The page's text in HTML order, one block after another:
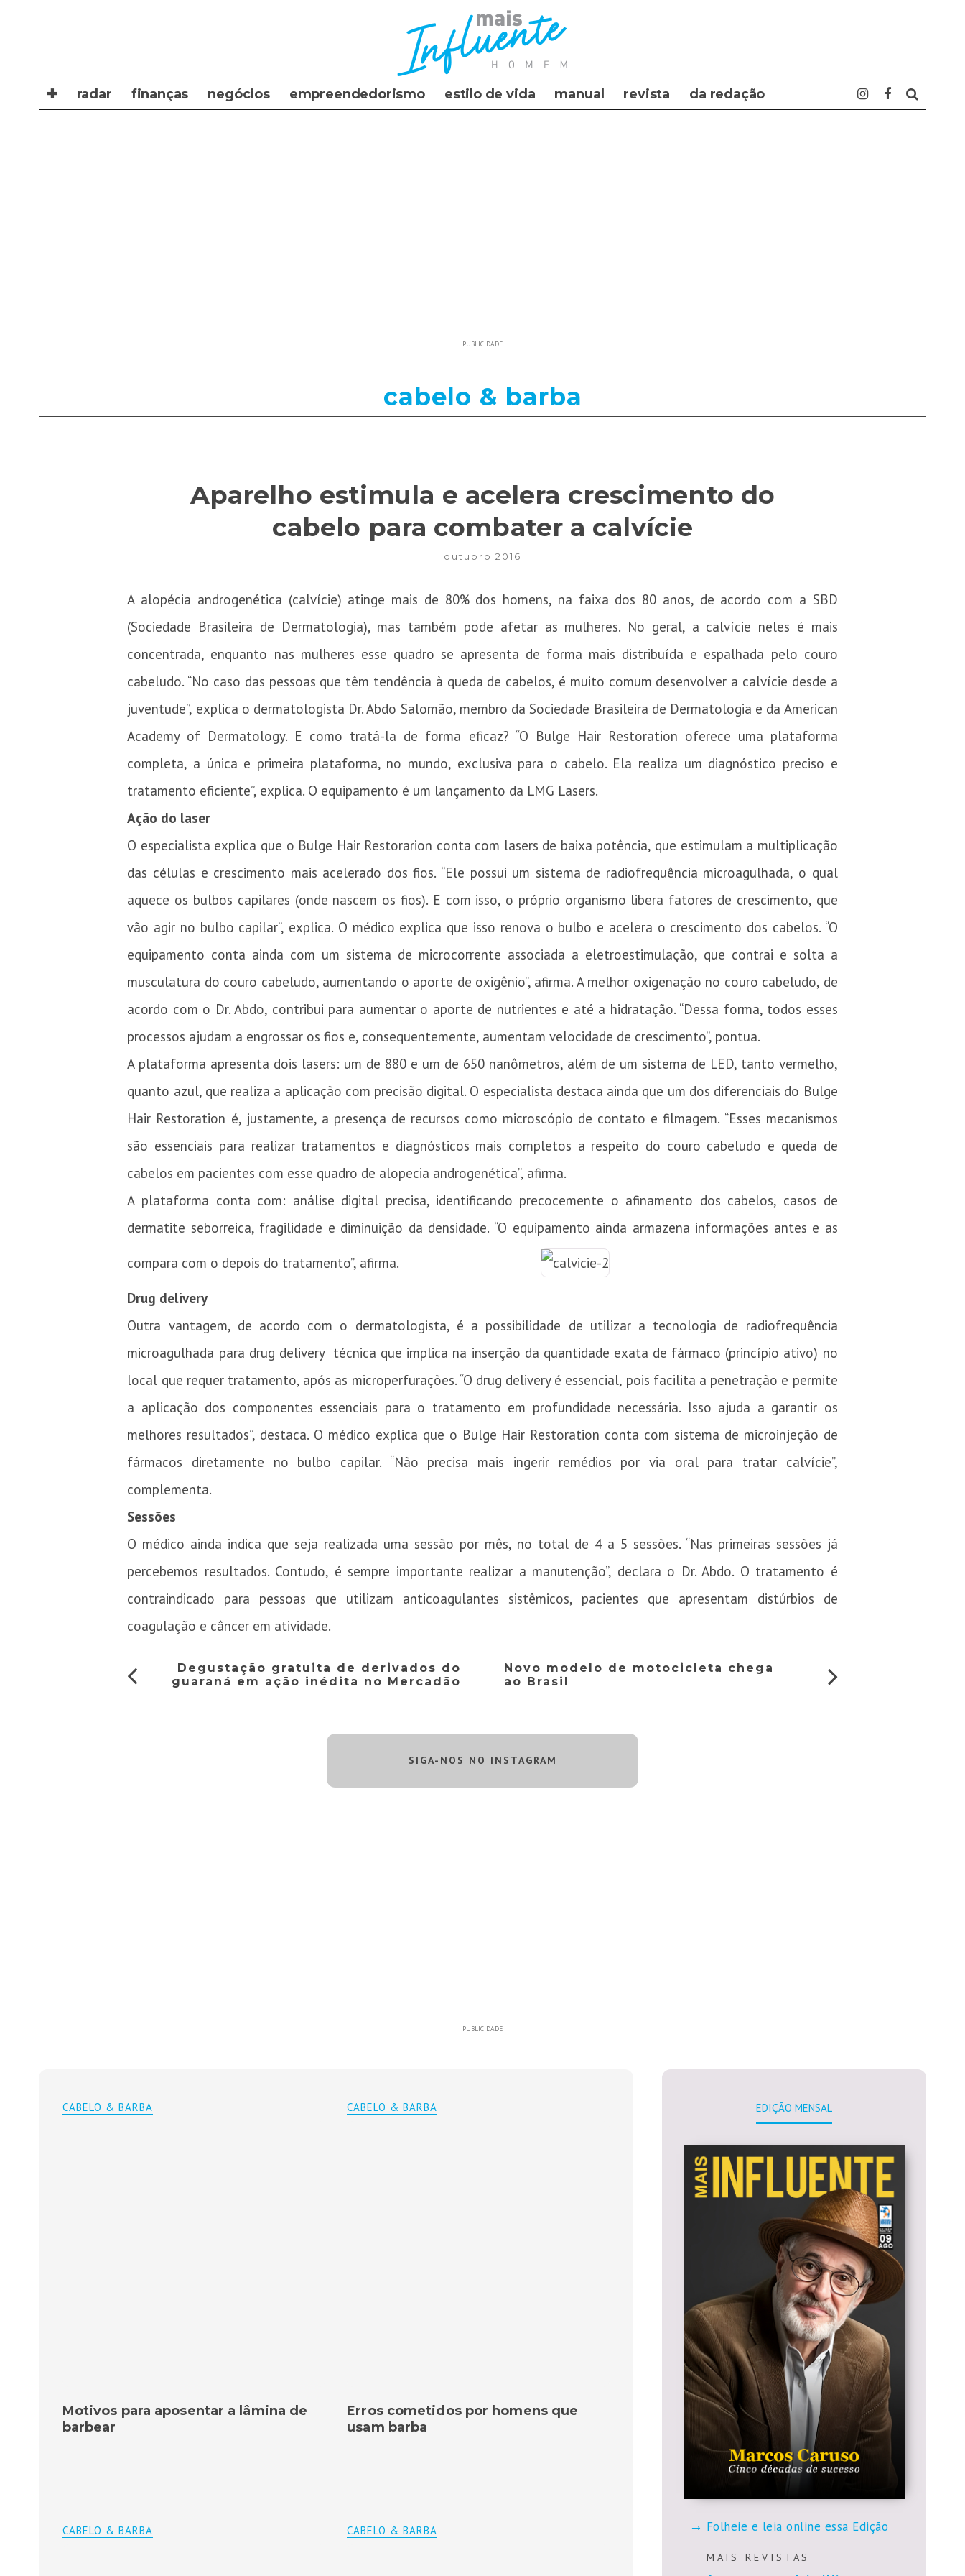
✚ radar finanças negócios empreendedorismo estilo de vida manual revista da redação
PUBLICIDADE
cabelo & barba
Aparelho estimula e acelera crescimento do
cabelo para combater a calvície
outubro 2016
A alopécia androgenética (calvície) atinge mais de 80% dos homens, na faixa dos 80 anos, de acordo com a SBD
(Sociedade Brasileira de Dermatologia), mas também pode afetar as mulheres. No geral, a calvície neles é mais
concentrada, enquanto nas mulheres esse quadro se apresenta de forma mais distribuída e espalhada pelo couro
cabeludo. “No caso das pessoas que têm tendência à queda de cabelos, é muito comum desenvolver a calvície desde a
juventude”, explica o dermatologista Dr. Abdo Salomão, membro da Sociedade Brasileira de Dermatologia e da American
Academy of Dermatology. E como tratá-la de forma eficaz? “O Bulge Hair Restoration oferece uma plataforma
completa, a única e primeira plataforma, no mundo, exclusiva para o cabelo. Ela realiza um diagnóstico preciso e
tratamento eficiente”, explica. O equipamento é um lançamento da LMG Lasers.
Ação do laser 
O especialista explica que o Bulge Hair Restorarion conta com lasers de baixa potência, que estimulam a multiplicação
das células e crescimento mais acelerado dos fios. “Ele possui um sistema de radiofrequência microagulhada, o qual
aquece os bulbos capilares (onde nascem os fios). E com isso, o próprio organismo libera fatores de crescimento, que
vão agir no bulbo capilar”, explica. O médico explica que isso renova o bulbo e acelera o crescimento dos cabelos. “O
equipamento conta ainda com um sistema de microcorrente associada a eletroestimulação, que contrai e solta a
musculatura do couro cabeludo, aumentando o aporte de oxigênio”, afirma. A melhor oxigenação no couro cabeludo, de
acordo com o Dr. Abdo, contribui para aumentar o aporte de nutrientes e até a hidratação. “Dessa forma, todos esses
processos ajudam a engrossar os fios e, consequentemente, aumentam velocidade de crescimento”, pontua.
A plataforma apresenta dois lasers: um de 880 e um de 650 nanômetros, além de um sistema de LED, tanto vermelho,
quanto azul, que realiza a aplicação com precisão digital. O especialista destaca ainda que um dos diferenciais do Bulge
Hair Restoration é, justamente, a presença de recursos como microscópio de contato e filmagem. “Esses mecanismos
são essenciais para realizar tratamentos e diagnósticos mais completos a respeito do couro cabeludo e queda de
cabelos em pacientes com esse quadro de alopecia androgenética”, afirma.
A plataforma conta com: análise digital precisa, identificando precocemente o afinamento dos cabelos, casos de
dermatite seborreica, fragilidade e diminuição da densidade. “O equipamento ainda armazena informações antes e as
compara com o depois do tratamento”, afirma.
Drug delivery
Outra vantagem, de acordo com o dermatologista, é a possibilidade de utilizar a tecnologia de radiofrequência
microagulhada para drug delivery  técnica que implica na inserção da quantidade exata de fármaco (princípio ativo) no
local que requer tratamento, após as microperfurações. “O drug delivery é essencial, pois facilita a penetração e permite
a aplicação dos componentes essenciais para o tratamento em profundidade necessária. Isso ajuda a garantir os
melhores resultados”, destaca. O médico explica que o Bulge Hair Restoration conta com sistema de microinjeção de
fármacos diretamente no bulbo capilar. “Não precisa mais ingerir remédios por via oral para tratar calvície”,
complementa.
Sessões
O médico ainda indica que seja realizada uma sessão por mês, no total de 4 a 5 sessões. “Nas primeiras sessões já
percebemos resultados. Contudo, é sempre importante realizar a manutenção”, declara o Dr. Abdo. O tratamento é
contraindicado para pessoas que utilizam anticoagulantes sistêmicos, pacientes que apresentam distúrbios de
coagulação e câncer em atividade.
Degustação gratuita de derivados do
guaraná em ação inédita no Mercadão
Novo modelo de motocicleta chega
ao Brasil
SIGA-NOS NO INSTAGRAM
PUBLICIDADE
CABELO & BARBA
Erros cometidos por homens que
usam barba
CABELO & BARBA
Motivos para aposentar a lâmina de
barbear
CABELO & BARBA
CABELO & BARBA
EDIÇÃO MENSAL
Folheie e leia online essa Edição
M A I S R E V I S T A S